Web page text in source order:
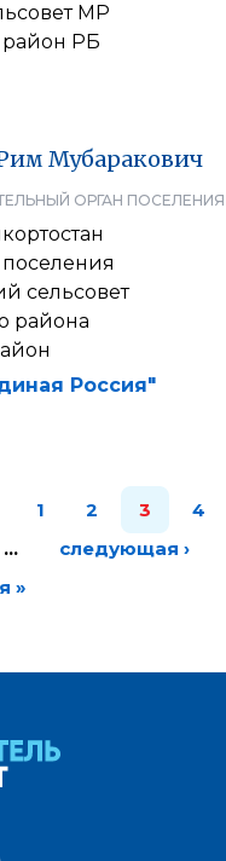
МР
РБ
Мубаракович
ОРГАН ПОСЕЛЕНИЯ
поселения
сельсовет
района
Россия"
1 2 3
4
…
следующая ›
»